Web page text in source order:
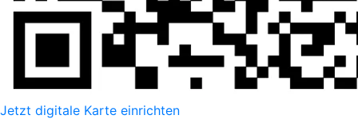
Jetzt digitale Karte einrichten